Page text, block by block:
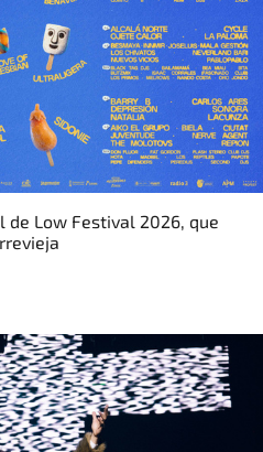
de Low Festival 2026, que